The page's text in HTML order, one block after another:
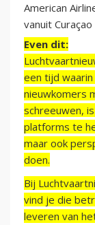
American
vanuit
Even dit:
een tijd
nieuwkomers
schreeuwen,
platforms te
maar ook
doen.
Bij
vind je die
leveren van